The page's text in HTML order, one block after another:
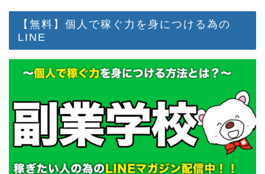
【無料】個人で稼ぐ力を身につける為の
LINE